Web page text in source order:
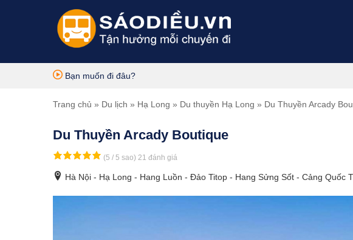
Bạn muốn đi đâu?
Trang chủ » Du lịch » Hạ Long » Du thuyền Hạ Long » Du Thuyền Arcady
Du Thuyền Arcady Boutique
(5 / 5 sao) 21 đánh giá
Hà Nội - Hạ Long - Hang Luồn - Đảo Titop - Hang Sửng Sốt - Cảng Quốc